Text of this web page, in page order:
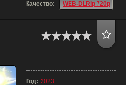
Качество:
WEB-DLRip 720p
Год: 2023